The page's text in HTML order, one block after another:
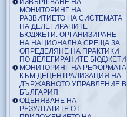
МОНИТОРИНГ НА
РАЗВИТИЕТО НА СИСТЕМАТА
НА ДЕЛЕГИРАНИТЕ
БЮДЖЕТИ. ОРГАНИЗИРАНЕ
НА НАЦИОНАЛНА СРЕЩА ЗА
ОПРЕДЕЛЯНЕ НА ПРАКТИКИ
ПО ДЕЛЕГИРАНИТЕ БЮДЖЕТИ
МОНИТОРИНГ НА РЕФОРМАТА
КЪМ ДЕЦЕНТРАЛИЗАЦИЯ НА
ДЪРЖАВНОТО УПРАВЛЕНИЕ В
БЪЛГАРИЯ
ОЦЕНЯВАНЕ НА
РЕЗУЛТАТИТЕ ОТ